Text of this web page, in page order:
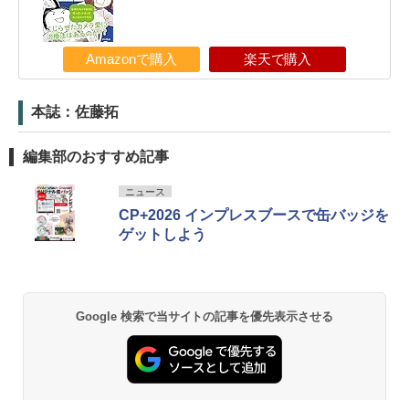
Amazonで購入 楽天で購入
本誌：佐藤拓
編集部のおすすめ記事
ニュース
CP+2026 インプレスブースで缶バッジを
ゲットしよう
Google 検索で当サイトの記事を優先表示させる